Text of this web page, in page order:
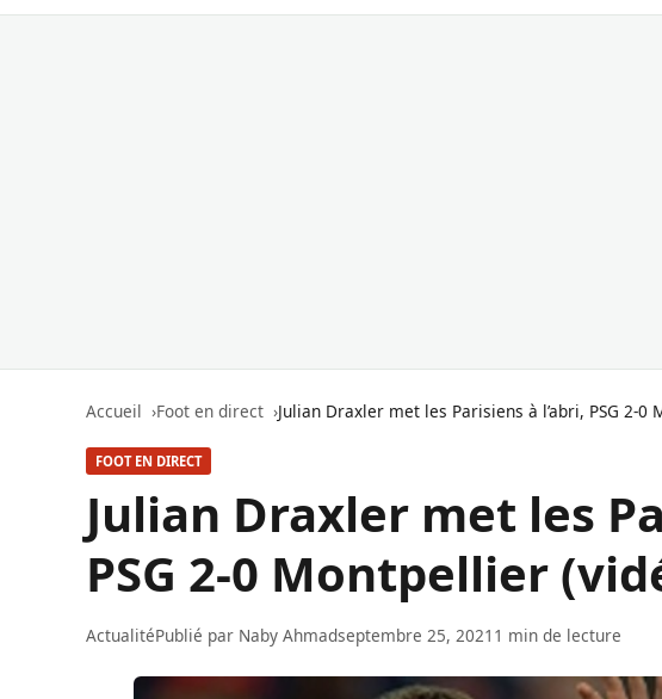
Accueil Foot en direct Julian Draxler met les Parisiens à l’abri, PSG 2-0
FOOT EN DIRECT
Julian Draxler met les
PSG 2-0 Montpellier
ActualitéPublié par Naby Ahmadseptembre 25, 2021 1 min de lecture